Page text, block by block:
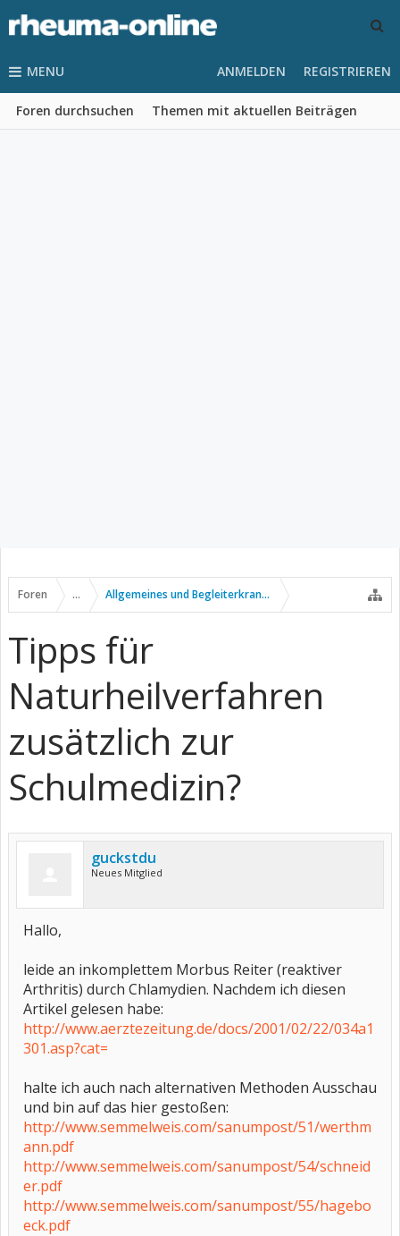
MENU
Foren durchsuchen Themen mit aktuellen Beiträgen
ANMELDEN REGISTRIEREN
Foren ... Allgemeines und Begleiterkrankungen
Tipps für
Naturheilverfahren
zusätzlich zur
Schulmedizin?
guckstdu
Neues Mitglied
Hallo,
leide an inkomplettem Morbus Reiter (reaktiver
Arthritis) durch Chlamydien. Nachdem ich diesen
Artikel gelesen habe:
http://www.aerztezeitung.de/docs/2001/02/22/034a1
301.asp?cat=
halte ich auch nach alternativen Methoden Ausschau
und bin auf das hier gestoßen:
http://www.semmelweis.com/sanumpost/51/werthm
ann.pdf
http://www.semmelweis.com/sanumpost/54/schneid
er.pdf
http://www.semmelweis.com/sanumpost/55/hagebo
eck.pdf